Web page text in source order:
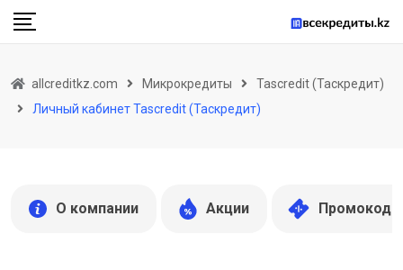
Skip
allcreditkz.com Микрокредиты
Tascredit (Таскредит)
Личный кабинет Tascredit (Таскредит)
О компании Акции Промокоды